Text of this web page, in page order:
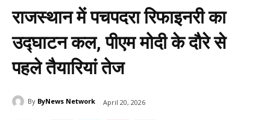
राजस्थान में पचपदरा रिफाइनरी का
उद्घाटन कल, पीएम मोदी के दौरे से
पहले तैयारियां तेज
By ByNews Network April 20, 2026